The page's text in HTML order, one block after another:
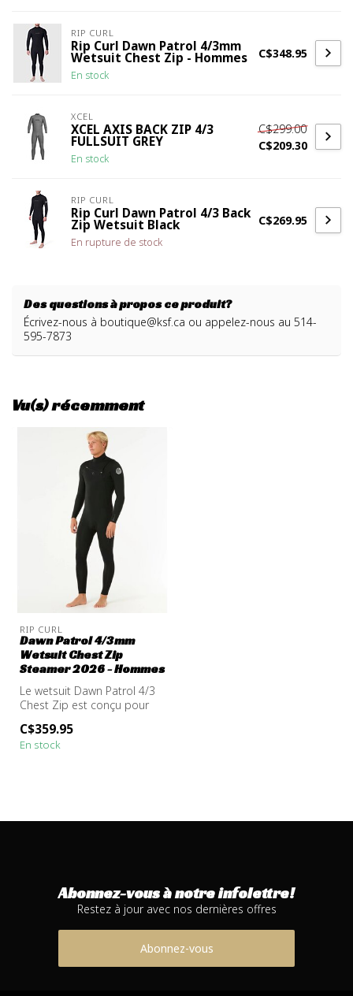
RIP CURL
Rip Curl Dawn Patrol 4/3mm
Wetsuit Chest Zip - Hommes
En stock
C$348.95
XCEL
XCEL AXIS BACK ZIP 4/3
FULLSUIT GREY
En stock
C$299.00
C$209.30
RIP CURL
Rip Curl Dawn Patrol 4/3 Back
Zip Wetsuit Black
En rupture de stock
C$269.95
Des questions à propos ce produit?
Écrivez-nous à boutique@ksf.ca ou appelez-nous au 514-
595-7873
Vu(s) récemment
RIP CURL
Dawn Patrol 4/3mm
Wetsuit Chest Zip
Steamer 2026 - Hommes
Le wetsuit Dawn Patrol 4/3
Chest Zip est conçu pour
durabi...
C$359.95
En stock
Abonnez-vous à notre infolettre!
Restez à jour avec nos dernières offres
Abonnez-vous